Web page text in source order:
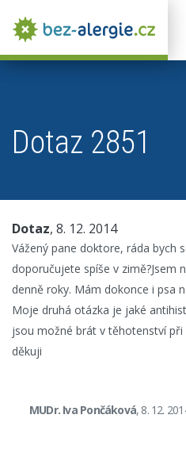
Dotaz 2851
Dotaz, 8. 12. 2014
Vážený pane doktore, ráda bych
doporučujete spíše v zimě?Jsem
denně roky. Mám dokonce i psa
Moje druhá otázka je jaké
jsou možné brát v těhotenství při
děkuji
MUDr. Iva Pončáková, 8. 12.